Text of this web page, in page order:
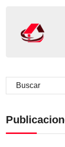
Este es un